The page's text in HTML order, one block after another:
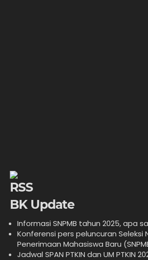
BK Update
Informasi SNPMB tahun 2025, apa
Konferensi pers peluncuran Seleksi
Penerimaan Mahasiswa Baru
Jadwal SPAN PTKIN dan UM PTKIN